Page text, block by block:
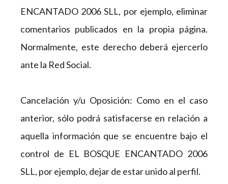
ENCANTADO 2006 SLL, por ejemplo, eliminar
comentarios publicados en la propia página.
Normalmente, este derecho deberá ejercerlo
ante la Red Social.
Cancelación y/u Oposición: Como en el caso
anterior, sólo podrá satisfacerse en relación a
aquella información que se encuentre bajo el
control de EL BOSQUE ENCANTADO 2006
SLL, por ejemplo, dejar de estar unido al perfil.